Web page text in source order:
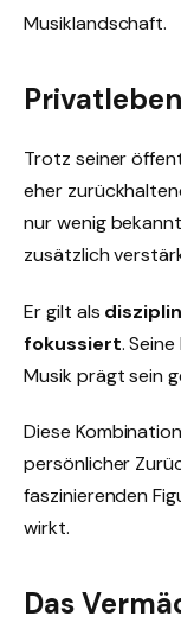
Musiklandschaft.
Trotz seiner
eher
nur wenig
zusätzlich
Er gilt als
fokussiert.
Musik prägt sein
Diese
persönlicher
faszinierenden
wirkt.
Das